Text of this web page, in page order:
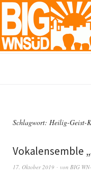
Schlagwort: Heilig-Geist-
Vokalensemble
17. Oktober 2019 von BIG